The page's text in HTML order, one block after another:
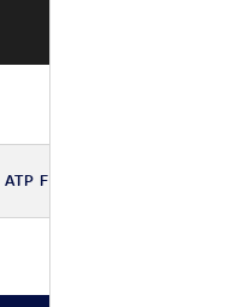
ATP Finals